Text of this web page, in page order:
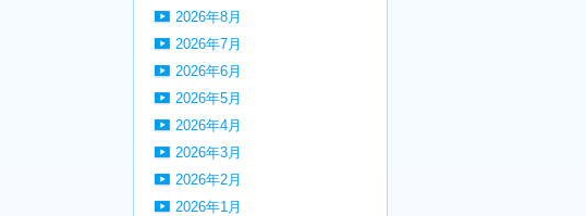
2026年8月
2026年7月
2026年6月
2026年5月
2026年4月
2026年3月
2026年2月
2026年1月